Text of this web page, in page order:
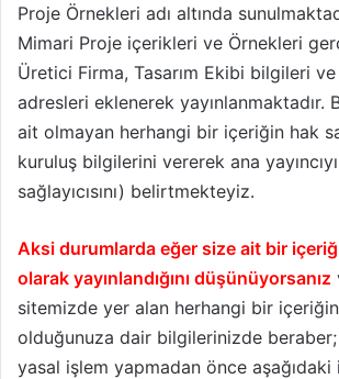
Proje Örnekleri adı altında
Mimari Proje içerikleri ve Örnekleri
Üretici Firma, Tasarım Ekibi bilgileri
adresleri eklenerek yayınlanmaktadır.
ait olmayan herhangi bir içeriğin hak
kuruluş bilgilerini vererek ana
sağlayıcısını) belirtmekteyiz.
Aksi durumlarda eğer size ait bir
olarak yayınlandığını düşünüyorsanız
sitemizde yer alan herhangi bir
olduğunuza dair bilgilerinizde
yasal işlem yapmadan önce aşağıdaki